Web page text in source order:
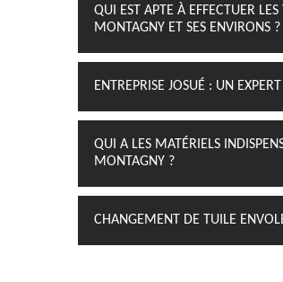
QUI EST APTE À EFFECTUER
MONTAGNY ET SES ENVIRONS ?
ENTREPRISE JOSUÉ : UN
QUI A LES MATÉRIELS
MONTAGNY ?
CHANGEMENT DE TUILE